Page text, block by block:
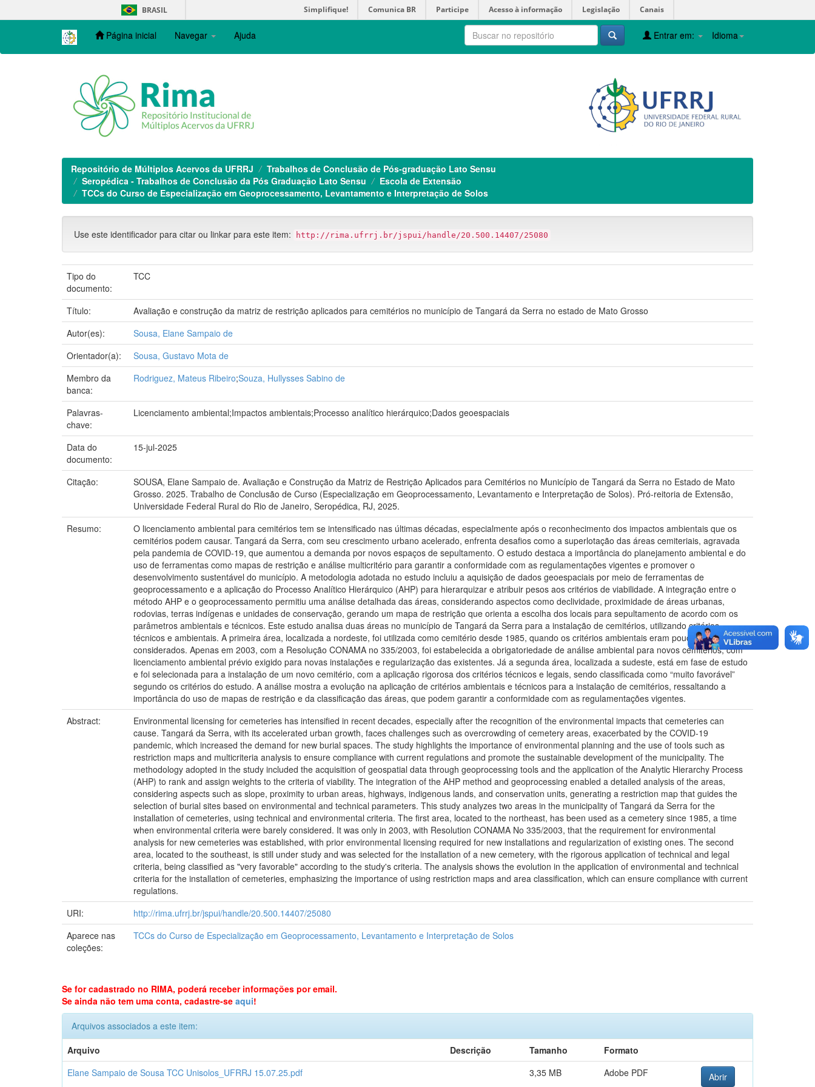
navigation
BRASIL Simplifique! Comunica BR Participe Acesso à informação Legislação Canais
Página inicial Navegar Ajuda Idioma
Entrar em:
Repositório de Múltiplos Acervos da UFRRJ
Trabalhos de Conclusão de Pós-graduação Lato Sensu
Seropédica - Trabalhos de Conclusão da Pós Graduação Lato Sensu
Escola de Extensão
TCCs do Curso de Especialização em Geoprocessamento, Levantamento e Interpretação de Solos
Use este identificador para citar ou linkar para este item: http://rima.ufrrj.br/jspui/handle/20.500.14407/25080
Tipo do
documento:
TCC
Título:
Avaliação e construção da matriz de restrição aplicados para cemitérios no município de Tangará da Serra no estado de Mato Grosso
Autor(es):
Sousa, Elane Sampaio de
Orientador(a):
Sousa, Gustavo Mota de
Membro da
banca:
Rodriguez, Mateus Ribeiro;Souza, Hullysses Sabino de
Palavras-
chave:
Licenciamento ambiental;Impactos ambientais;Processo analítico hierárquico;Dados geoespaciais
Data do
documento:
15-jul-2025
Citação:
SOUSA, Elane Sampaio de. Avaliação e Construção da Matriz de Restrição Aplicados para Cemitérios no Município de Tangará da Serra no Estado de Mato
Grosso. 2025. Trabalho de Conclusão de Curso (Especialização em Geoprocessamento, Levantamento e Interpretação de Solos). Pró-reitoria de Extensão,
Universidade Federal Rural do Rio de Janeiro, Seropédica, RJ, 2025.
Resumo:
O licenciamento ambiental para cemitérios tem se intensificado nas últimas décadas, especialmente após o reconhecimento dos impactos ambientais que os
cemitérios podem causar. Tangará da Serra, com seu crescimento urbano acelerado, enfrenta desafios como a superlotação das áreas cemiteriais, agravada
pela pandemia de COVID-19, que aumentou a demanda por novos espaços de sepultamento. O estudo destaca a importância do planejamento ambiental e do
uso de ferramentas como mapas de restrição e análise multicritério para garantir a conformidade com as regulamentações vigentes e promover o
desenvolvimento sustentável do município. A metodologia adotada no estudo incluiu a aquisição de dados geoespaciais por meio de ferramentas de
geoprocessamento e a aplicação do Processo Analítico Hierárquico (AHP) para hierarquizar e atribuir pesos aos critérios de viabilidade. A integração entre o
método AHP e o geoprocessamento permitiu uma análise detalhada das áreas, considerando aspectos como declividade, proximidade de áreas urbanas,
rodovias, terras indígenas e unidades de conservação, gerando um mapa de restrição que orienta a escolha dos locais para sepultamento de acordo com os
parâmetros ambientais e técnicos. Este estudo analisa duas áreas no município de Tangará da Serra para a instalação de cemitérios, utilizando critérios
técnicos e ambientais. A primeira área, localizada a nordeste, foi utilizada como cemitério desde 1985, quando os critérios ambientais eram pouco
considerados. Apenas em 2003, com a Resolução CONAMA no 335/2003, foi estabelecida a obrigatoriedade de análise ambiental para novos cemitérios, com
licenciamento ambiental prévio exigido para novas instalações e regularização das existentes. Já a segunda área, localizada a sudeste, está em fase de estudo
e foi selecionada para a instalação de um novo cemitério, com a aplicação rigorosa dos critérios técnicos e legais, sendo classificada como “muito favorável”
segundo os critérios do estudo. A análise mostra a evolução na aplicação de critérios ambientais e técnicos para a instalação de cemitérios, ressaltando a
importância do uso de mapas de restrição e da classificação das áreas, que podem garantir a conformidade com as regulamentações vigentes.
Abstract:
Environmental licensing for cemeteries has intensified in recent decades, especially after the recognition of the environmental impacts that cemeteries can
cause. Tangará da Serra, with its accelerated urban growth, faces challenges such as overcrowding of cemetery areas, exacerbated by the COVID-19
pandemic, which increased the demand for new burial spaces. The study highlights the importance of environmental planning and the use of tools such as
restriction maps and multicriteria analysis to ensure compliance with current regulations and promote the sustainable development of the municipality. The
methodology adopted in the study included the acquisition of geospatial data through geoprocessing tools and the application of the Analytic Hierarchy Process
(AHP) to rank and assign weights to the criteria of viability. The integration of the AHP method and geoprocessing enabled a detailed analysis of the areas,
considering aspects such as slope, proximity to urban areas, highways, indigenous lands, and conservation units, generating a restriction map that guides the
selection of burial sites based on environmental and technical parameters. This study analyzes two areas in the municipality of Tangará da Serra for the
installation of cemeteries, using technical and environmental criteria. The first area, located to the northeast, has been used as a cemetery since 1985, a time
when environmental criteria were barely considered. It was only in 2003, with Resolution CONAMA No 335/2003, that the requirement for environmental
analysis for new cemeteries was established, with prior environmental licensing required for new installations and regularization of existing ones. The second
area, located to the southeast, is still under study and was selected for the installation of a new cemetery, with the rigorous application of technical and legal
criteria, being classified as "very favorable" according to the study's criteria. The analysis shows the evolution in the application of environmental and technical
criteria for the installation of cemeteries, emphasizing the importance of using restriction maps and area classification, which can ensure compliance with current
regulations.
URI:
http://rima.ufrrj.br/jspui/handle/20.500.14407/25080
Aparece nas
coleções:
TCCs do Curso de Especialização em Geoprocessamento, Levantamento e Interpretação de Solos
Se for cadastrado no RIMA, poderá receber informações por email.
Se ainda não tem uma conta, cadastre-se aqui!
Arquivos associados a este item:
Arquivo
Descrição Tamanho
Formato
Elane Sampaio de Sousa TCC Unisolos_UFRRJ 15.07.25.pdf
3,35 MB Adobe PDF Abrir